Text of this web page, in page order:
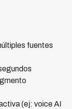
fuentes
(ej: voice AI